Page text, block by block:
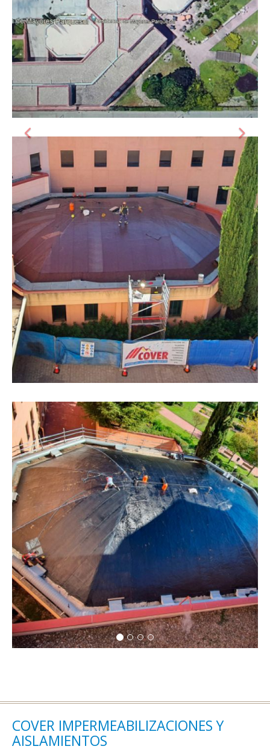
Rehabilitación de bóveda en
Valladolid
Rehabilitación de bóveda en
Parquesol
Rehabilitaciones de bóvedas
COVER IMPERMEABILIZACIONES Y
AISLAMIENTOS